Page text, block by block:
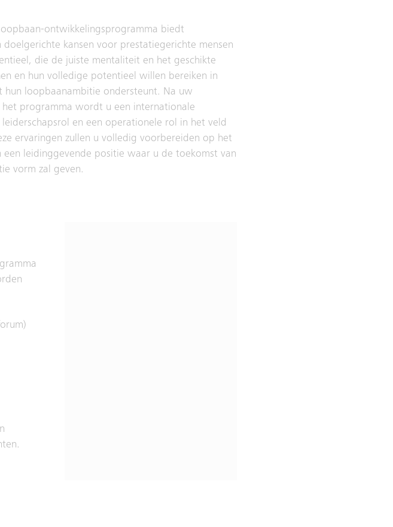
ontwikkelingsprogramma biedt
doelgerichte kansen voor prestatiegerichte mensen
die de juiste mentaliteit en het geschikte
en hun volledige potentieel willen bereiken in
hun loopbaanambitie ondersteunt. Na uw
het programma wordt u een internationale
en een operationele rol in het veld
ervaringen zullen u volledig voorbereiden op het
een leidinggevende positie waar u de toekomst van
vorm zal geven.